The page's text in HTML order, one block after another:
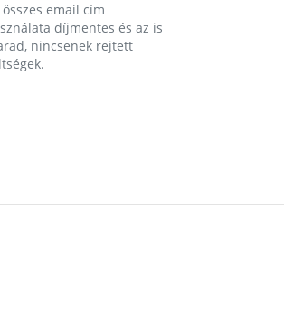
összes email cím
díjmentes és az is
nincsenek rejtett